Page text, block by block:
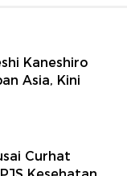
Kaneshiro
Asia, Kini
Curhat